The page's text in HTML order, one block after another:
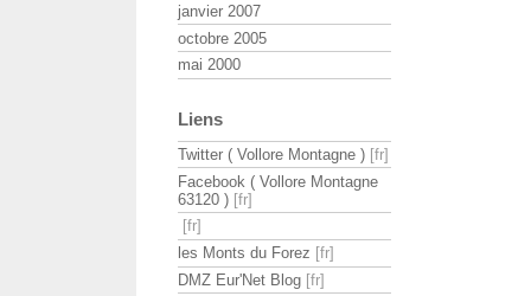
janvier 2007
octobre 2005
mai 2000
Liens
Twitter ( Vollore Montagne )
Facebook ( Vollore Montagne
63120 )
les Monts du Forez
DMZ Eur'Net Blog